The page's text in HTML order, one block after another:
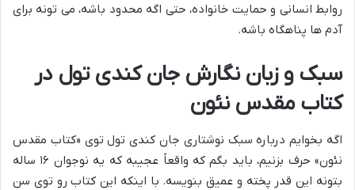
روابط انسانی و حمایت خانواده، حتی اگه محدود باشه، می تونه برای
آدم ها پناهگاه باشه.
سبک و زبان نگارش جان کندی تول در
کتاب مقدس نئون
اگه بخوایم درباره سبک نوشتاری جان کندی تول توی «کتاب مقدس
نئون» حرف بزنیم، باید بگم که واقعاً عجیبه که یه نوجوان ۱۶ ساله
بتونه این قدر پخته و عمیق بنویسه. با اینکه این کتاب رو توی سن